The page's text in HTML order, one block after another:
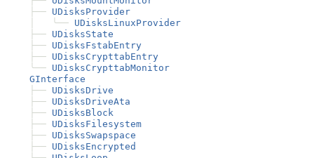
├── UDisksProvider
╰── UDisksLinuxProvider
├── UDisksState
├── UDisksFstabEntry
├── UDisksCrypttabEntry
╰── UDisksCrypttabMonitor
GInterface
├── UDisksDrive
├── UDisksDriveAta
├── UDisksBlock
├── UDisksFilesystem
├── UDisksSwapspace
├── UDisksEncrypted